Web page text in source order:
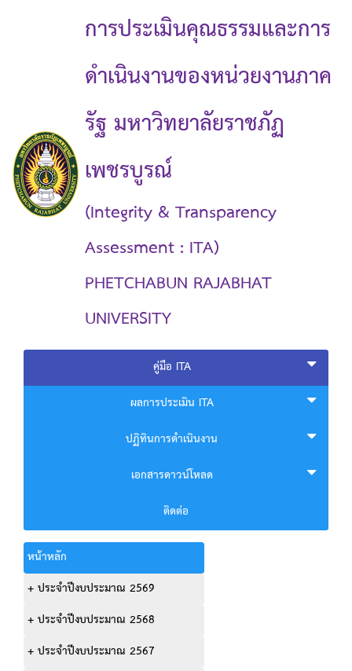
การประเมินคุณธรรมและการ
ดำเนินงานของหน่วยงานภาค
รัฐ มหาวิทยาลัยราชภัฏ
เพชรบูรณ์
(Integrity & Transparency
Assessment : ITA)
PHETCHABUN RAJABHAT
UNIVERSITY
คู่มือ ITA
ผลการประเมิน ITA
ปฏิทินการดำเนินงาน
เอกสารดาวน์โหลด
ติดต่อ
หน้าหลัก
+ ประจำปีงบประมาณ 2569
+ ประจำปีงบประมาณ 2568
+ ประจำปีงบประมาณ 2567